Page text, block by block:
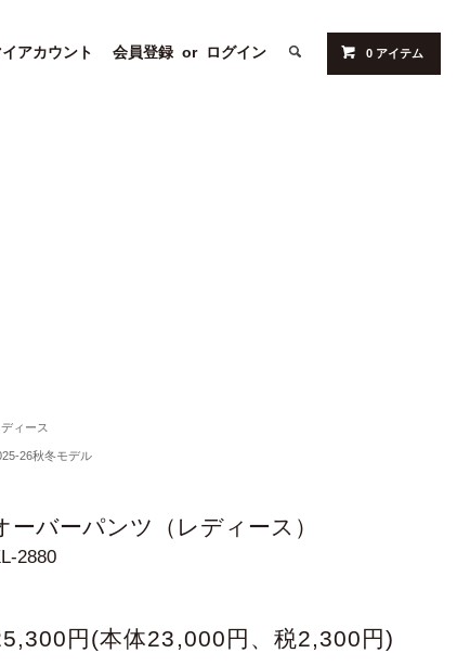
イアカウント 会員登録 or ログイン 0 アイテム
ィース
26秋冬モデル
ーバーパンツ（レディース）
2880
円(本体23,000円、税2,300円)